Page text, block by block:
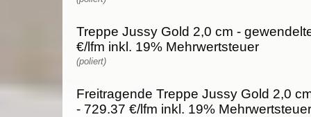
Treppe Jussy Gold 2,0 cm -
€/lfm inkl. 19% Mehrwertsteuer
(poliert)
Freitragende Treppe Jussy Gold 2,0
- 729.37 €/lfm inkl. 19% Mehrwertsteuer